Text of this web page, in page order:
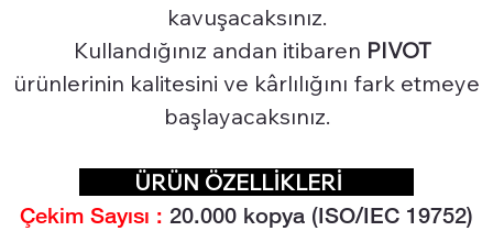
kavuşacaksınız.
Kullandığınız andan itibaren PIVOT
ürünlerinin kalitesini ve kârlılığını fark etmeye
başlayacaksınız.
ÜRÜN ÖZELLİKLERİ
Çekim Sayısı : 20.000 kopya (ISO/IEC 19752)